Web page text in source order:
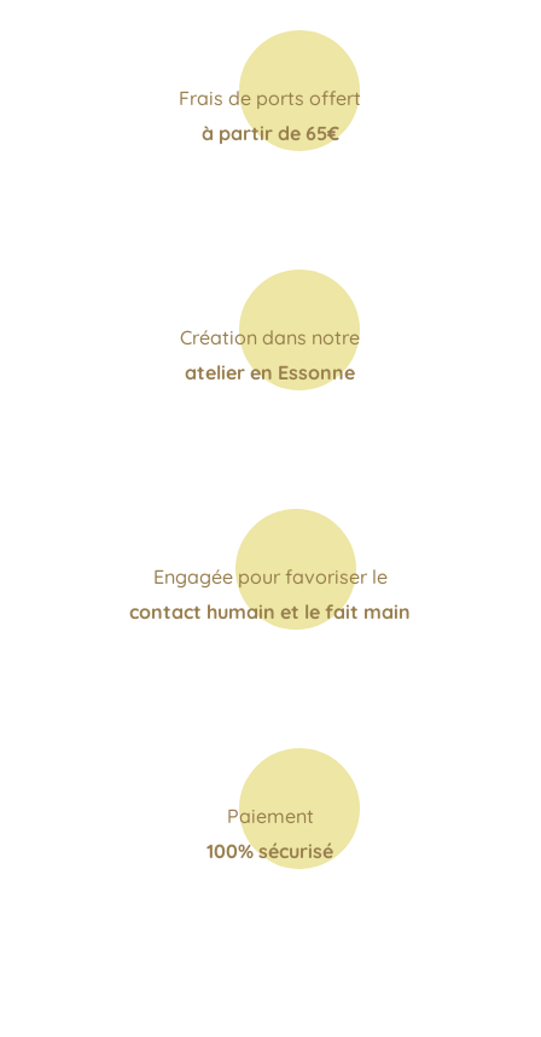
Frais de ports offert
à partir de 65€
Création dans notre
atelier en Essonne
Engagée pour favoriser le
contact humain et le fait main
Paiement
100% sécurisé